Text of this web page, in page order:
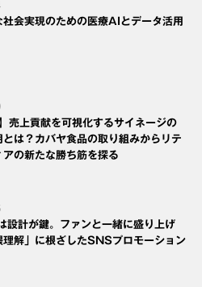
社会実現のための医療AIとデータ活用
売上貢献を可視化するサイネージの
とは？カバヤ食品の取り組みからリテ
アの新たな勝ち筋を探る
設計が鍵。ファンと一緒に盛り上げ
理解」に根ざしたSNSプロモーション